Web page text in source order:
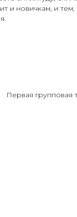
и новичкам, и тем,
Первая групповая